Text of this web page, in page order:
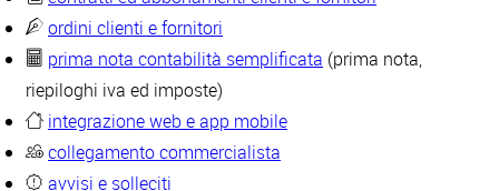
ordini clienti e fornitori
prima nota contabilità semplificata (prima nota,
riepiloghi iva ed imposte)
integrazione web e app mobile
collegamento commercialista
avvisi e solleciti